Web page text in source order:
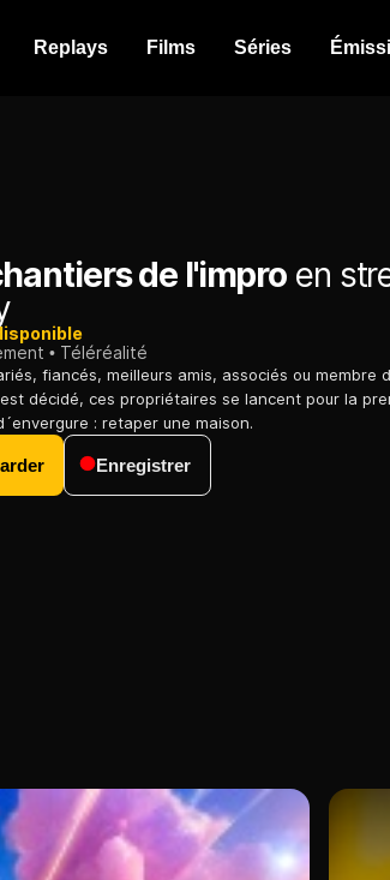
Replays Films Séries
de l'impro en
Téléréalité
fiancés, meilleurs amis, associés ou membre
décidé, ces propriétaires se lancent pour la
: retaper une maison.
Enregistrer